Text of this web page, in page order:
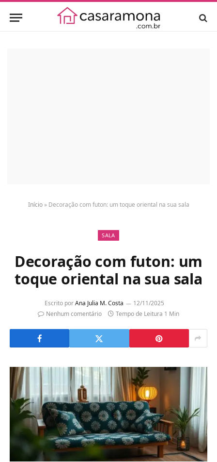
Início» Decoração com futon: um toque oriental na sua sala
SALA
Decoração com futon: um
toque oriental na sua sala
Escrito por Ana Julia M. Costa
12/11/2025
Nenhum comentário
Tempo de Leitura 1 Min